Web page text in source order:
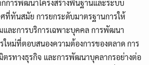
กการพัฒนาโครงสร้างพื้นฐานและระบบ
ศที่ทันสมัย การยกระดับมาตรฐานการให้
และการบริการเฉพาะบุคคล การพัฒนา
หม่ที่ตอบสนองความต้องการของตลาด การ
ตรทางธุรกิจ และการพัฒนาบุคลากรอย่างต่อ